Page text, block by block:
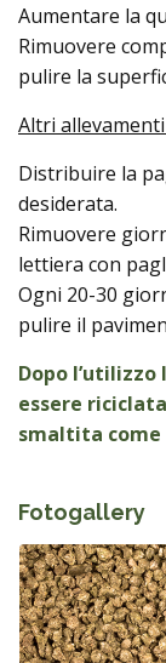
Aumentare la
Rimuovere
pulire la
Altri
Distribuire la
desiderata.
Rimuovere
lettiera con
Ogni 20-30
pulire il
Dopo
essere
smaltita
Fotogallery